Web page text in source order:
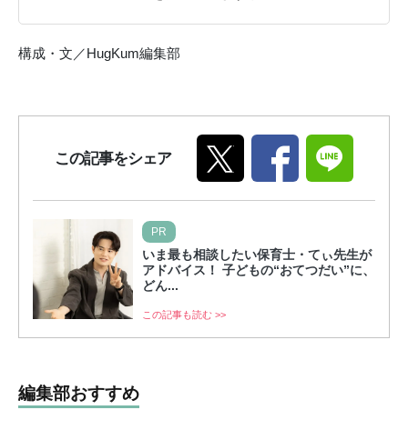
構成・文／HugKum編集部
この記事をシェア
PR
いま最も相談したい保育士・てぃ先生が
アドバイス！ 子どもの“おてつだい”に、
どん...
この記事も読む >>
編集部おすすめ